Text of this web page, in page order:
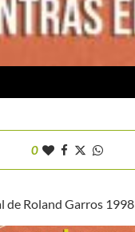
0
de Roland Garros 1998